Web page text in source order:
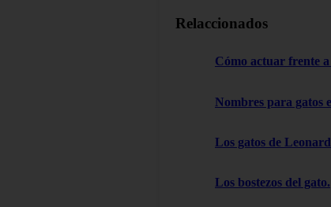
Relaccionados
Cómo actuar frente
Nombres para gatos
Los gatos de
Los bostezos del gato.